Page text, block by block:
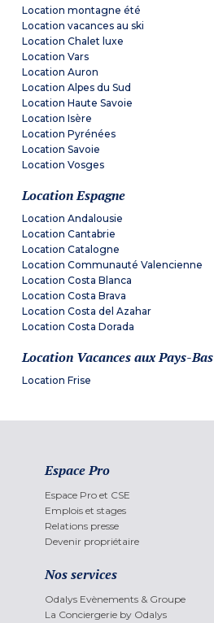
Location montagne été
Location vacances au ski
Location Chalet luxe
Location Vars
Location Auron
Location Alpes du Sud
Location Haute Savoie
Location Isère
Location Pyrénées
Location Savoie
Location Vosges
Location Espagne
Location Andalousie
Location Cantabrie
Location Catalogne
Location Communauté Valencienne
Location Costa Blanca
Location Costa Brava
Location Costa del Azahar
Location Costa Dorada
Location Vacances aux Pays-Bas
Location Frise
Espace Pro
Espace Pro et CSE
Emplois et stages
Relations presse
Devenir propriétaire
Nos services
Odalys Evènements & Groupe
La Conciergerie by Odalys